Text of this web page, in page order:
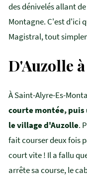
des dénivelés allant
Montagne. C'est d'ici
Magistral, tout
D'Auzolle
À Saint-Alyre-Es-
courte montée, puis
le village d'Auzolle.
fait courser deux fois
court vite ! Il a fallu
arrête sa course, le